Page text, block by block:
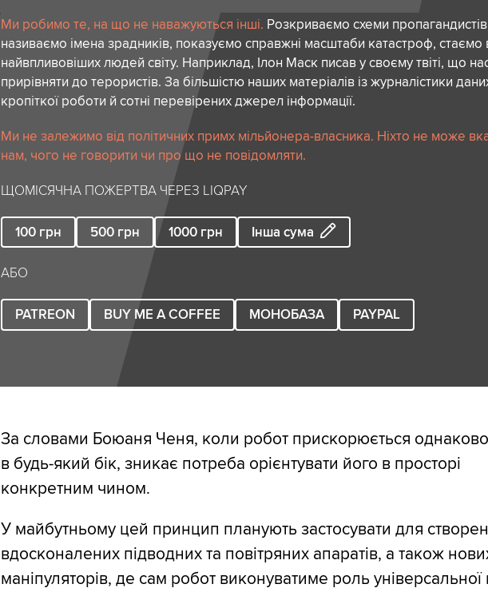
Ми робимо те, на що не наважуються інші. Розкриваємо схеми
називаємо імена зрадників, показуємо справжні масштаби катастроф, стаємо
найвпливовіших людей світу. Наприклад, Ілон Маск писав у своєму твіті, що
прирівняти до терористів. За більшістю наших матеріалів із журналістики
кропіткої роботи й сотні перевірених джерел інформації.
Ми не залежимо від політичних примх мільйонера-власника. Ніхто не може
нам, чого не говорити чи про що не повідомляти.
ЩОМІСЯЧНА ПОЖЕРТВА ЧЕРЕЗ LIQPAY
100 грн 500 грн 1000 грн Інша сума
АБО
PATREON BUY ME A COFFEE МОНОБАЗА PAYPAL
За словами Боюаня Ченя, коли робот прискорюється
в будь-який бік, зникає потреба орієнтувати його в просторі
конкретним чином.
У майбутньому цей принцип планують застосувати для
вдосконалених підводних та повітряних апаратів, а також
маніпуляторів, де сам робот виконуватиме роль універсальної